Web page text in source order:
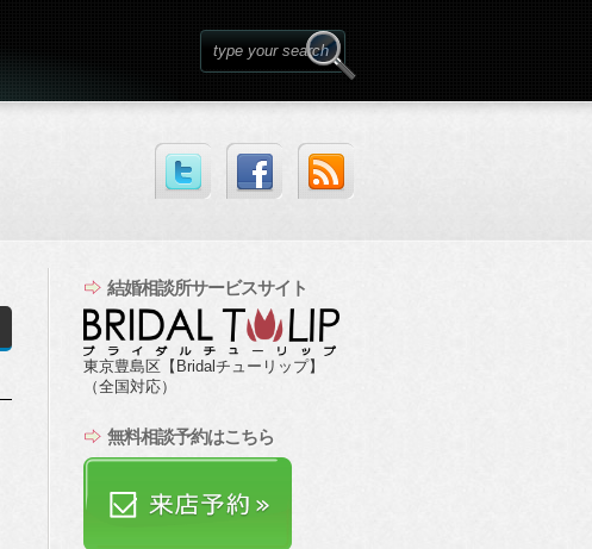
結婚相談所サービスサイト
東京豊島区【Bridalチューリップ】
（全国対応）
無料相談予約はこちら